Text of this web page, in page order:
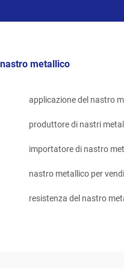
nastro metallico
applicazione del nastro
produttore di nastri
importatore di nastro
nastro metallico per
resistenza del nastro